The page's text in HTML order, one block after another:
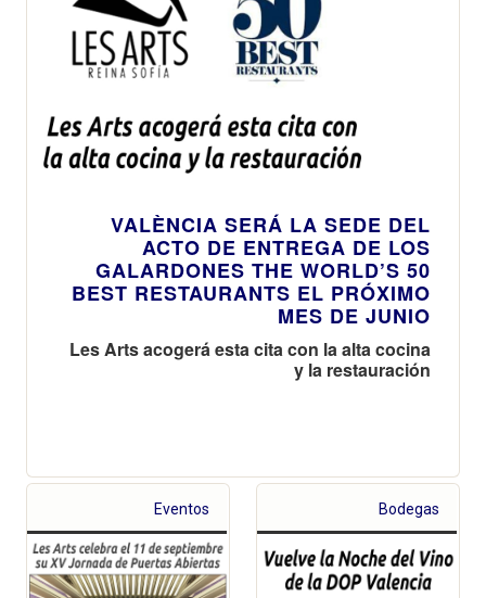
VALÈNCIA SERÁ LA SEDE DEL
ACTO DE ENTREGA DE LOS
GALARDONES THE WORLD’S 50
BEST RESTAURANTS EL PRÓXIMO
MES DE JUNIO
Les Arts acogerá esta cita con la alta cocina
y la restauración
Eventos Bodegas